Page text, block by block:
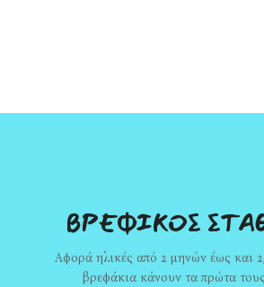
ΒΡΕΦΙΚΟΣ
Αφορά ηλικές από 2 μηνών έως και
βρεφάκια κάνουν τα πρώτα